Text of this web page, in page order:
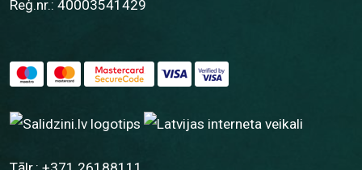
Reģ.nr.: 40003541429